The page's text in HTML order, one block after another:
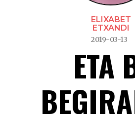
ELIXABET
ETXANDI
2019-03-13
ETA